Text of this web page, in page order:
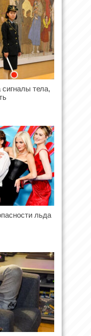
сигналы тела,
льда